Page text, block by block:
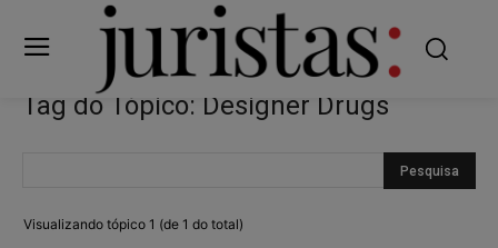
Tag do Tópico: Designer Drugs
Visualizando tópico 1 (de 1 do total)